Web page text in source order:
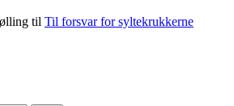
til Til forsvar for syltekrukkerne